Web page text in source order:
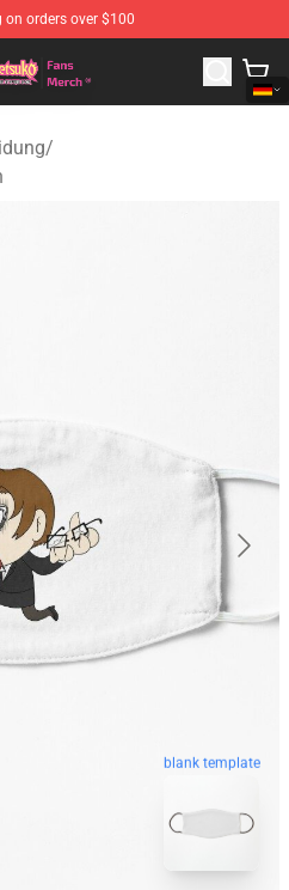
on orders over $100
Aggretsuko Merchandise
/
blank template